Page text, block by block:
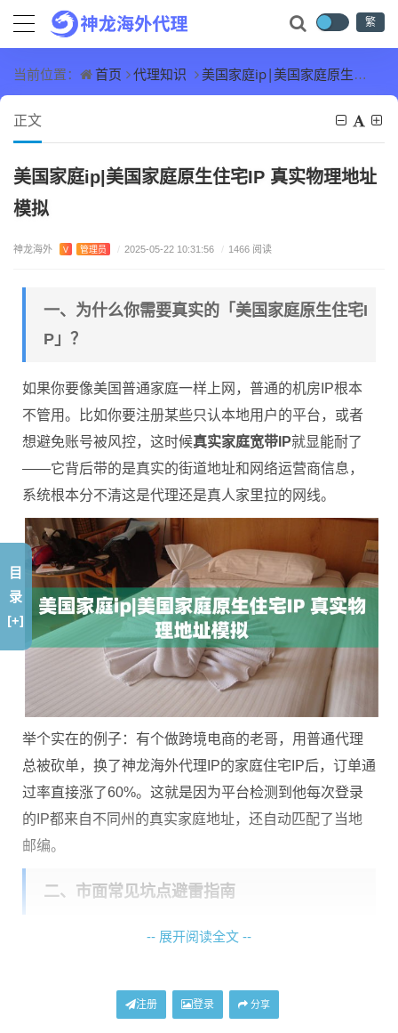
繁
当前位置： 首页 代理知识 美国家庭ip|美国家庭原生住宅IP 真实物理地址模拟
正文
美国家庭ip|美国家庭原生住宅IP 真实物理地址
模拟
神龙海外 V 管理员 / 2025-05-22 10:31:56 / 1466 阅读
一、为什么你需要真实的「美国家庭原生住宅I
P」？
如果你要像美国普通家庭一样上网，普通的机房IP根本
不管用。比如你要注册某些只认本地用户的平台，或者
想避免账号被风控，这时候真实家庭宽带IP就显能耐了
——它背后带的是真实的街道地址和网络运营商信息，
系统根本分不清这是代理还是真人家里拉的网线。
举个实在的例子：有个做跨境电商的老哥，用普通代理
总被砍单，换了神龙海外代理IP的家庭住宅IP后，订单通
过率直接涨了60%。这就是因为平台检测到他每次登录
的IP都来自不同州的真实家庭地址，还自动匹配了当地
邮编。
二、市面常见坑点避雷指南
很多代理服务商嘴上说提供住宅IP，实际给你的是
-- 展开阅读全文 --
注册 登录 分享
目
录
[+]